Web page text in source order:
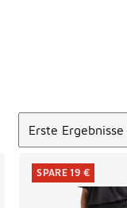
Erste Ergebnisse
SPARE 19 €